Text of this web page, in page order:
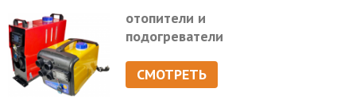
отопители и
подогреватели
СМОТРЕТЬ